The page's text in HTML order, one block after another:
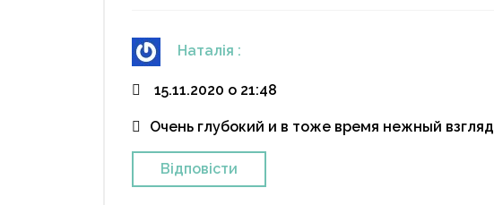
Наталія :
15.11.2020 о 21:48
Очень глубокий и в тоже время нежный взгляд
Відповіcти